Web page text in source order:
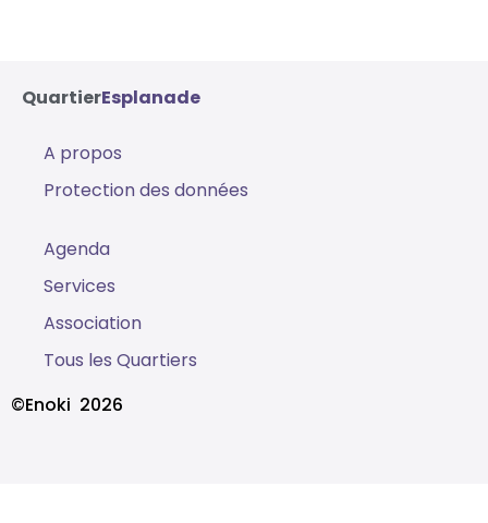
QuartierEsplanade
A propos
Protection des données
Agenda
Services
Association
Tous les Quartiers
©Enoki 2026